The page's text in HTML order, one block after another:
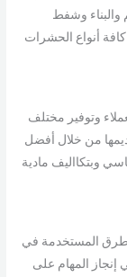
والبناء وشفط
أنواع الحشرات
وتوفير مختلف
من خلال أفضل
وبتكااليف مادية
المستخدمة في
إنجاز المهام على